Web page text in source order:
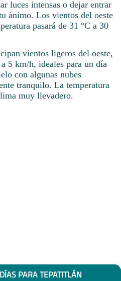
luces intensas o dejar entrar
ánimo. Los vientos del oeste
pasará de 31 °C a 30
vientos ligeros del oeste,
5 km/h, ideales para un día
con algunas nubes
tranquilo. La temperatura
muy llevadero.
PARA TEPATITLÁN